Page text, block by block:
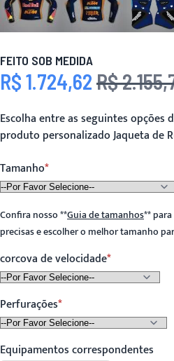
FEITO SOB MEDIDA
Preço Especial
R$ 1.724,62 Preço
R$
Escolha entre as seguintes
produto personalizado Jaqueta de
Tamanho
Confira nosso**Guia de tamanhos**
precisas e escolher o melhor tamanho
corcova de velocidade
Perfurações
Equipamentos correspondentes